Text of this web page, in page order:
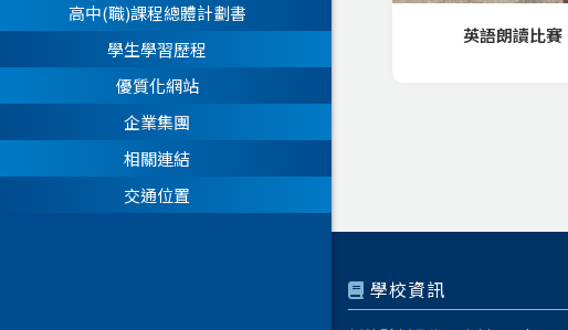
高中(職)課程總體計劃書
學生學習歷程
優質化網站
企業集團
相關連結
交通位置
英語朗讀比賽
學校資訊